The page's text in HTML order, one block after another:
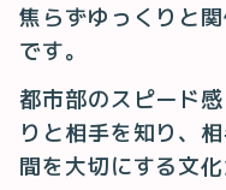
焦らずゆっくりと
です。
都市部のスピード
りと相手を知り、
間を大切にする文化